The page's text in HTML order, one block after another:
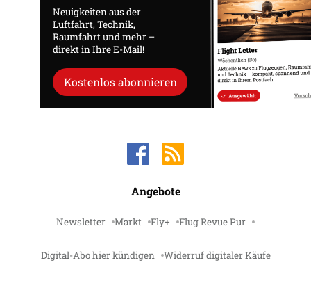
Neuigkeiten aus der
Luftfahrt, Technik,
Raumfahrt und mehr –
direkt in Ihre E-Mail!
Kostenlos abonnieren
Angebote
Newsletter Markt Fly+ Flug Revue Pur
Digital-Abo hier kündigen Widerruf digitaler Käufe